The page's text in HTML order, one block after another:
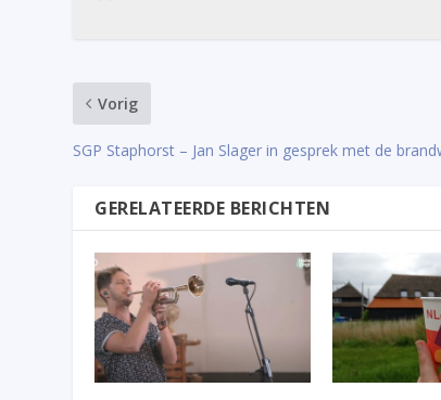
Vorig
SGP Staphorst – Jan Slager in gesprek met de
GERELATEERDE BERICHTEN